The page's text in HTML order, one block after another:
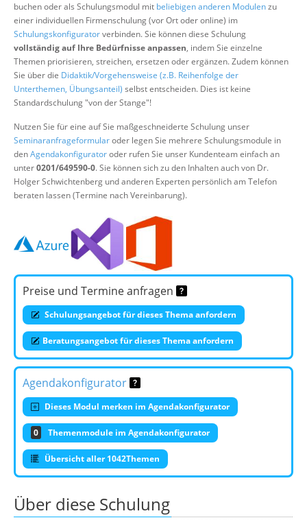
buchen oder als Schulungsmodul mit beliebigen anderen Modulenzu
einer individuellen Firmenschulung (vor Ort oder online) im
Schulungskonfiguratorverbinden. Sie können diese Schulung
vollständig auf Ihre Bedürfnisse anpassen, indem Sie einzelne
Themen priorisieren, streichen, ersetzen oder ergänzen. Zudem können
Sie über die Didaktik/Vorgehensweise (z.B. Reihenfolge der
Unterthemen, Übungsanteil) selbst entscheiden. Dies ist keine
Standardschulung "von der Stange"!
Nutzen Sie für eine auf Sie maßgeschneiderte Schulung unser
Seminaranfrageformularoder legen Sie mehrere Schulungsmodule in
denAgendakonfiguratoroder rufen Sie unser Kundenteam einfach an
unter0201/649590-0. Sie können sich zu den Inhalten auch von Dr.
Holger Schwichtenberg und anderen Experten persönlich am Telefon
beraten lassen (Termine nach Vereinbarung).
Preise und Termine anfragen
Schulungsangebot für dieses Thema anfordern
Beratungsangebot für dieses Thema anfordern
Agendakonfigurator
Dieses Modul merken im Agendakonfigurator
0 Themenmodule im Agendakonfigurator
Übersicht aller 1042Themen
Über diese Schulung